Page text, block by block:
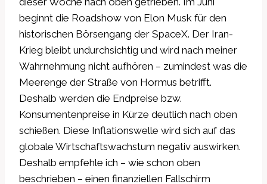
beginnt die Roadshow von Elon Musk für den
historischen Börsengang der SpaceX. Der Iran-
Krieg bleibt undurchsichtig und wird nach meiner
Wahrnehmung nicht aufhören – zumindest was die
Meerenge der Straße von Hormus betrifft.
Deshalb werden die Endpreise bzw.
Konsumentenpreise in Kürze deutlich nach oben
schießen. Diese Inflationswelle wird sich auf das
globale Wirtschaftswachstum negativ auswirken.
Deshalb empfehle ich – wie schon oben
beschrieben – einen finanziellen Fallschirm